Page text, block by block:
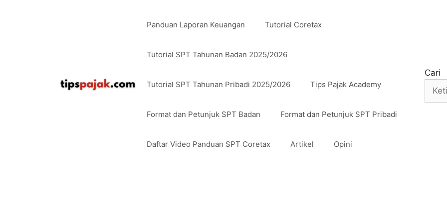
Panduan Laporan Keuangan Tutorial Coretax
Tutorial SPT Tahunan Badan 2025/2026
Tutorial SPT Tahunan Pribadi 2025/2026 Tips Pajak Academy
Format dan Petunjuk SPT Badan Format dan Petunjuk SPT Pribadi
Daftar Video Panduan SPT Coretax Artikel Opini
Cari